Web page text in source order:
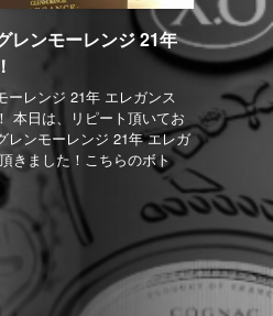
レンモーレンジ 21年
ーレンジ 21年 エレガンス
本日は、リピート頂いてお
レンモーレンジ 21年 エレガ
きました！こちらのボト